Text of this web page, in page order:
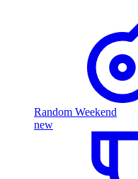
Random Weekend
new